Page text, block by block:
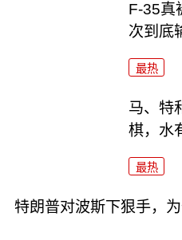
F-35真
次到底
最热
马、特
棋，水
最热
特朗普对波斯下狠手，